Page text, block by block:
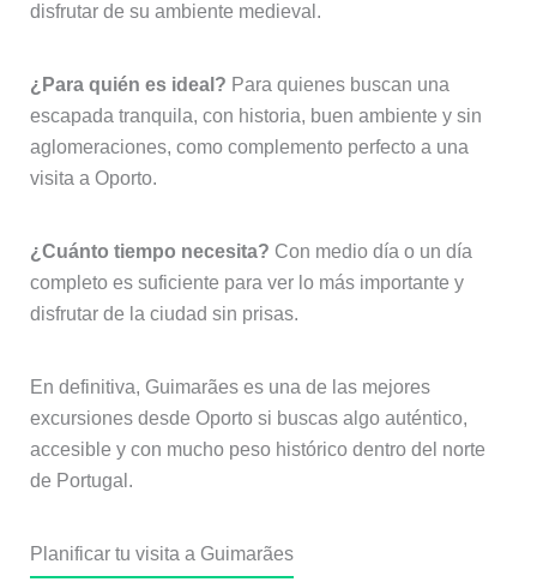
disfrutar de su ambiente medieval.
¿Para quién es ideal? Para quienes buscan una
escapada tranquila, con historia, buen ambiente y sin
aglomeraciones, como complemento perfecto a una
visita a Oporto.
¿Cuánto tiempo necesita? Con medio día o un día
completo es suficiente para ver lo más importante y
disfrutar de la ciudad sin prisas.
En definitiva, Guimarães es una de las mejores
excursiones desde Oporto si buscas algo auténtico,
accesible y con mucho peso histórico dentro del norte
de Portugal.
Planificar tu visita a Guimarães